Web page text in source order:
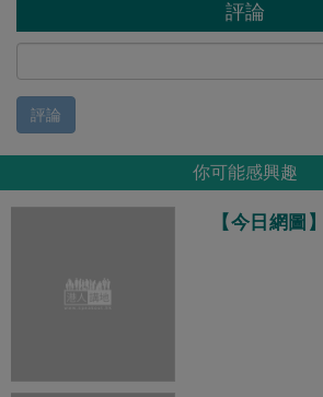
評論
評論
你可能感興趣
【今日網圖